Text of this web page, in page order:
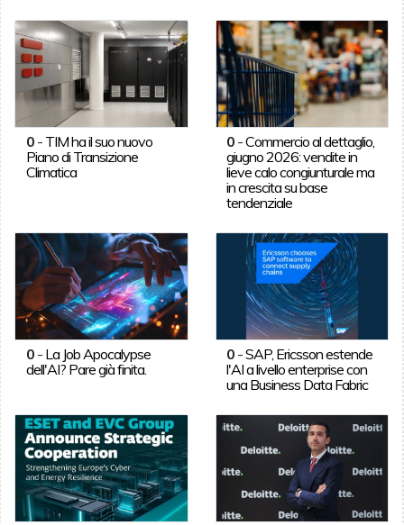
0- TIM ha il suo nuovo
Piano di Transizione
Climatica
0 -Commercio al dettaglio,
giugno 2026: vendite in
lieve calo congiunturale ma
in crescita su base
tendenziale
0- La Job Apocalypse
dell'AI? Pare già finita.
0 -SAP, Ericsson estende
l'AI a livello enterprise con
una Business Data Fabric